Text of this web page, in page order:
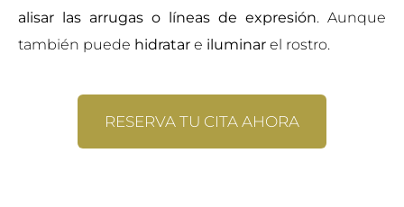
alisar las arrugas o líneas de expresión. Aunque
también puede hidratar e iluminar el rostro.
RESERVA TU CITA AHORA